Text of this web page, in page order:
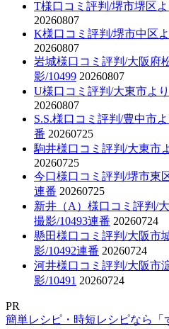
T様口コミ評判/堺市堺区
20260807
K様口コミ評判/堺市中区
20260807
岩城様口コミ評判/大阪府
影/10499 20260807
U様口コミ評判/大東市よ
20260807
S.S.様口コミ評判/豊中市
番 20260725
駒井様口コミ評判/大東市
20260725
今口様口コミ評判/堺市東
連番 20260725
新井（A）様口コミ評判/
撮影/10493連番 20260724
懸田様口コミ評判/大阪市
影/10492連番 20260724
河井様口コミ評判/大阪市
影/10491 20260724
PR
簡単レシピ・時短レシピなら「